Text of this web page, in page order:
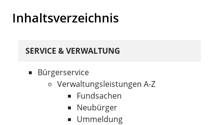
Inhaltsverzeichnis
SERVICE & VERWALTUNG
Bürgerservice
Verwaltungsleistungen A-Z
Fundsachen
Neubürger
Ummeldung